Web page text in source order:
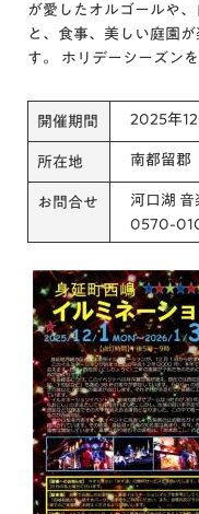
が愛したオルゴールや
と、食事、美しい庭園
す。 ホリデーシーズン
開催期間 2025年
所在地 南都留郡
お問合せ
河口湖
0570-